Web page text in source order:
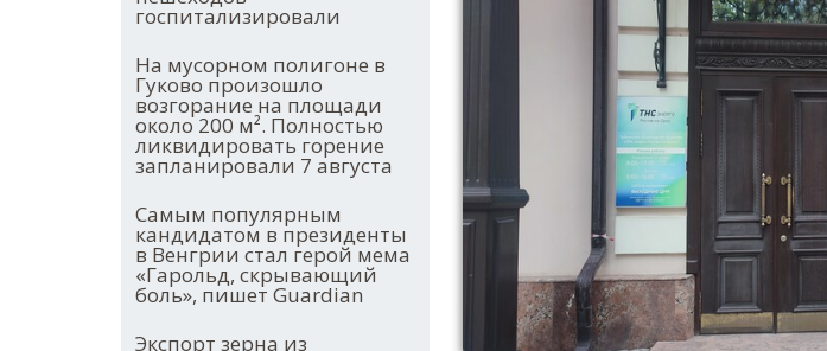
госпитализировали
На мусорном полигоне в
Гуково произошло
возгорание на площади
около 200 м². Полностью
ликвидировать горение
запланировали 7 августа
Самым популярным
кандидатом в президенты
в Венгрии стал герой мема
«Гарольд, скрывающий
боль», пишет Guardian
Экспорт зерна из